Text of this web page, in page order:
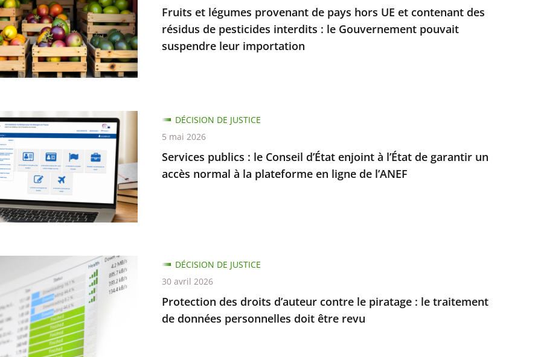
Fruits et légumes provenant de pays hors UE et contenant des
résidus de pesticides interdits : le Gouvernement pouvait
suspendre leur importation
Services publics : le Conseil d’État enjoint à l’État de garantir un
accès normal à la plateforme en ligne de l’ANEF
DÉCISION DE JUSTICE
5 mai 2026
Protection des droits d’auteur contre le piratage : le traitement
de données personnelles doit être revu
DÉCISION DE JUSTICE
30 avril 2026